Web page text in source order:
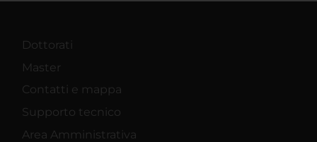
Dottorati
Master
Contatti e mappa
Supporto tecnico
Area Amministrativa